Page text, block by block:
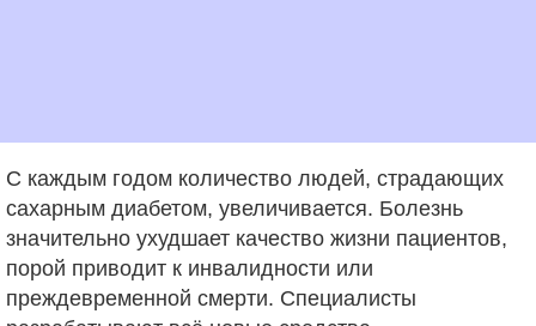
С каждым годом количество людей, страдающих
сахарным диабетом, увеличивается. Болезнь
значительно ухудшает качество жизни пациентов,
порой приводит к инвалидности или
преждевременной смерти. Специалисты